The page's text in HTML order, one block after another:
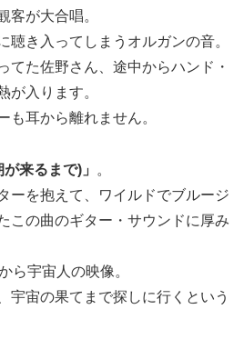
客が大合唱。
聴き入ってしまうオルガンの音。
てた佐野さん、途中からハンド・
が入ります。
も耳から離れません。
来るまで)」
。
ーを抱えて、ワイルドでブルージ
この曲のギター・サウンドに厚み
ら宇宙人の映像。
宇宙の果てまで探しに行くという